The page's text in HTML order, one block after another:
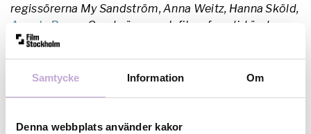
Samtycke Information Om
Denna webbplats använder kakor
regissörerna My Sandström, Anna Weitz, Hanna Sköld,
Angela Bravo
. Om de är svensk films framtid är den
ljus. Och kan Bergmanveckan än bättre ta tillvara på
denna generation under kommande år blir det
fantastiskt.”Läs hela artikeln:
talangmötet deltog talangerna i arrangemang som